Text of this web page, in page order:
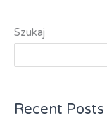
Szukaj
Recent Posts